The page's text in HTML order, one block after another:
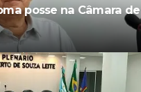
posse na Câmara de